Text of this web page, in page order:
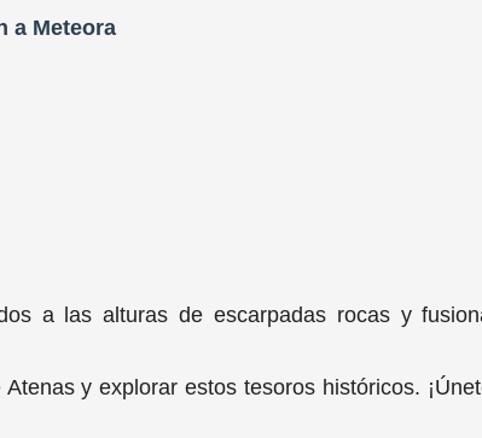
a Meteora
a las alturas de escarpadas rocas y
y explorar estos tesoros históricos.